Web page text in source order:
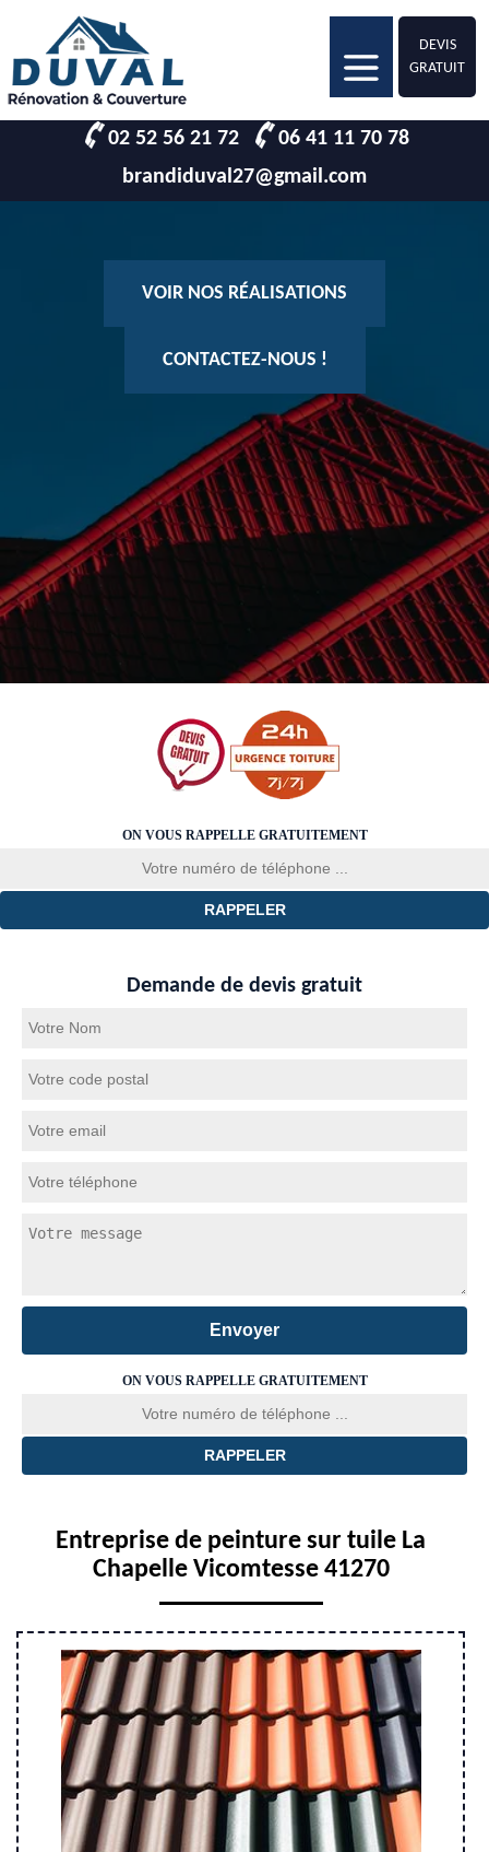
DEVIS
GRATUIT
02 52 56 21 72
06 41 11 70 78
brandiduval27@gmail.com
VOIR NOS RÉALISATIONS
CONTACTEZ-NOUS !
ON VOUS RAPPELLE GRATUITEMENT
Demande de devis gratuit
ON VOUS RAPPELLE GRATUITEMENT
Entreprise de peinture sur tuile La
Chapelle Vicomtesse 41270